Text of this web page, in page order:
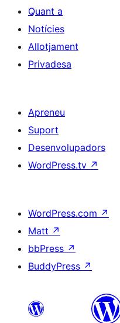
Quant a
Notícies
Allotjament
Privadesa
Apreneu
Suport
Desenvolupadors
WordPress.tv ↗
WordPress.com ↗
Matt ↗
bbPress ↗
BuddyPress ↗